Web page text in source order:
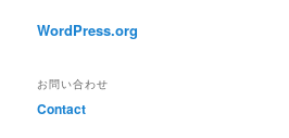
WordPress.org
お問い合わせ
Contact